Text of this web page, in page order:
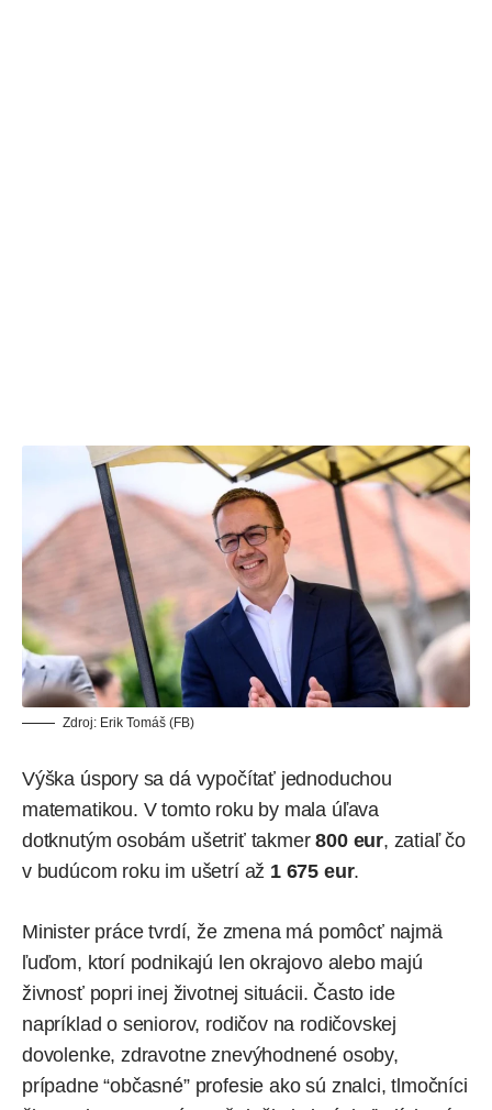
Zdroj: Erik Tomáš (FB)
Výška úspory sa dá vypočítať jednoduchou
matematikou. V tomto roku by mala úľava
dotknutým osobám ušetriť takmer800 eur, zatiaľ čo
v budúcom roku im ušetrí až 1 675 eur.
Minister práce tvrdí, že zmena má pomôcť najmä
ľuďom, ktorí podnikajú len okrajovo alebo majú
živnosť popri inej životnej situácii. Často ide
napríklad o seniorov, rodičov na rodičovskej
dovolenke, zdravotne znevýhodnené osoby,
prípadne “občasné” profesie ako sú znalci, tlmočníci